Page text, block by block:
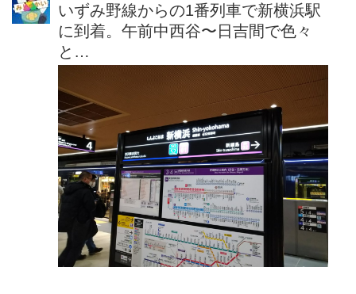
いずみ野線からの1番列車で新横浜駅
に到着。午前中西谷〜日吉間で色々
と…